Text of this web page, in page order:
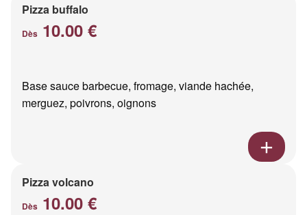
Pizza buffalo
Dès 10.00 €
Base sauce barbecue, fromage, viande hachée,
merguez, poivrons, oignons
Pizza volcano
Dès 10.00 €